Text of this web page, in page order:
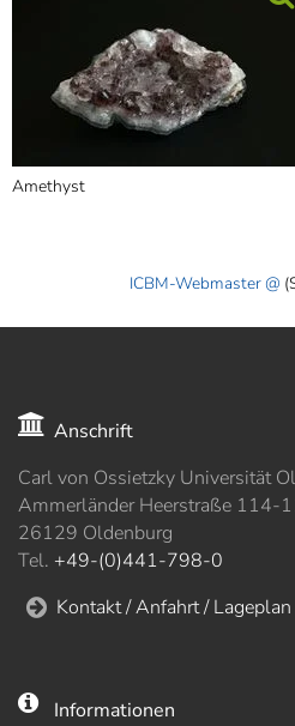
Amethyst
ICBM-Webmaster
Anschrift
Carl von Ossietzky Universität
Ammerländer Heerstraße 114-
26129 Oldenburg
Tel. +49-(0)441-798-0
Kontakt / Anfahrt / Lageplan
Informationen